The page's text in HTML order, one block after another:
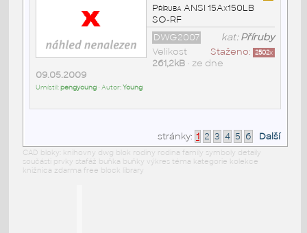
Příruba ANSI 15Ax150LB
SO-RF
kat:Příruby
DWG2007
Staženo: 2502x
Velikost
261,2kB• ze dne
09.05.2009
Umístil:pengyoung• Autor:Young
stránky: 1 2 3 4 5 6 Další
CAD bloky: knihovny dwg blok rodiny rodina family symboly detaily
součásti prvky stafáž buňka buňky výkres téma kategorie kolekce
knižnica zdarma free block library